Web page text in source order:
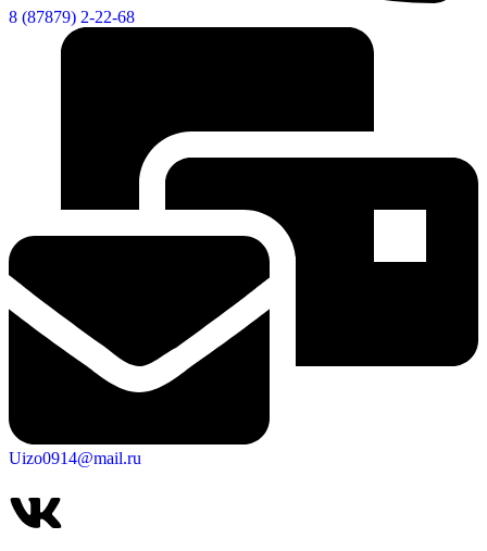
8 (87879) 2-22-68
Uizo0914@mail.ru